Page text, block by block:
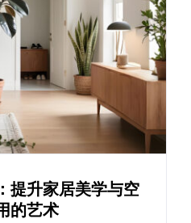
提升家居美学与空
的艺术